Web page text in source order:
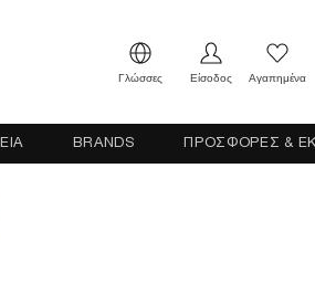
Γλώσσες Είσοδος Αγαπημένα
BRANDS ΠΡΟΣΦΟΡΕΣ &